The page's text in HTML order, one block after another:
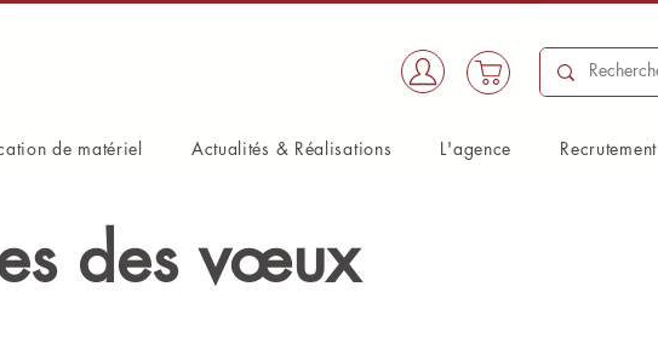
des vœux
de matériel Actualités & Réalisations L'agence Recrutement